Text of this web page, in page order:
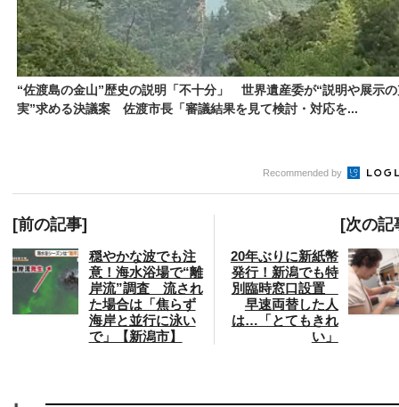
“佐渡島の金山”歴史の説明「不十分」 世界遺産委が“説明や展示
実”求める決議案 佐渡市長「審議結果を見て検討・対応を...
Recommended by
[前の記事]
穏やかな波でも注
意！海水浴場で“離
岸流”調査 流され
た場合は「焦らず
海岸と並行に泳い
で」【新潟市】
[次の記
20年ぶりに新紙幣
発行！新潟でも特
別臨時窓口設置
早速両替した人
は…「とてもきれ
い」